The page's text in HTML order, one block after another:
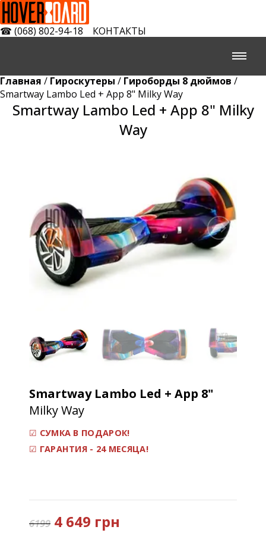
☎ (068) 802-94-18 КОНТАКТЫ
Главная / Гироскутеры / Гироборды 8 дюймов /
Smartway Lambo Led + App 8" Milky Way
Smartway Lambo Led + App 8" Milky
Way
Smartway Lambo Led + App 8"
Milky Way
☑ СУМКА В ПОДАРОК!
☑ ГАРАНТИЯ - 24 МЕСЯЦА!
6199 4 649 грн